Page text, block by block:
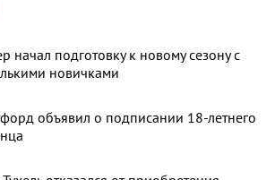
начал подготовку к новому сезону с
новичками
объявил о подписании 18-летнего